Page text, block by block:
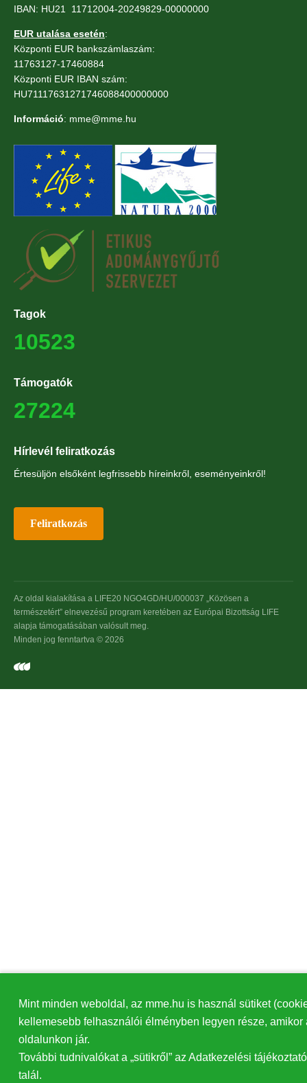
IBAN: HU21 11712004-20249829-00000000
EUR utalása esetén:
Központi EUR bankszámlaszám:
11763127-17460884
Központi EUR IBAN szám:
HU71117631271746088400000000
Információ: mme@mme.hu
Tagok
10523
Támogatók
27224
Hírlevél feliratkozás
Értesüljön elsőként legfrissebb híreinkről, eseményeinkről!
Feliratkozás
Az oldal kialakítása a LIFE20 NGO4GD/HU/000037 „Közösen a
természetért” elnevezésű program keretében az Európai Bizottság LIFE
alapja támogatásában valósult meg.
Minden jog fenntartva © 2026
Mint minden weboldal, az mme.hu is használ sütiket
kellemesebb felhasználói élményben legyen része, amikor
oldalunkon jár.
További tudnivalókat a „sütikről” az Adatkezelési
talál.